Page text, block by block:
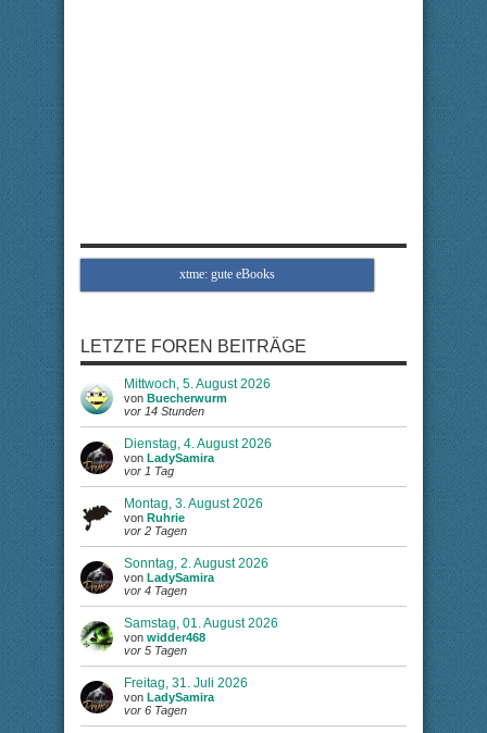
xtme: gute eBooks
LETZTE FOREN BEITRÄGE
Mittwoch, 5. August 2026
von Buecherwurm
vor 14 Stunden
Dienstag, 4. August 2026
von LadySamira
vor 1 Tag
Montag, 3. August 2026
von Ruhrie
vor 2 Tagen
Sonntag, 2. August 2026
von LadySamira
vor 4 Tagen
Samstag, 01. August 2026
von widder468
vor 5 Tagen
Freitag, 31. Juli 2026
von LadySamira
vor 6 Tagen